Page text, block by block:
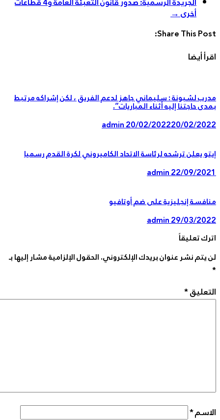
أخرى→
Share This
أيضا
لشبونة : سليماني جاهز لدعم الفريق ، لكن إشراكه مرتبط
حاجتنا إليه أثناء المباريات”.
admin20/02/202220/02/
يعلن ترشحه لرئاسة الاتحاد الكاميروني لكرة القدم رسميا
admin22/09/
إنجليزية على ضم أوتافيو
admin29/03/
تعليقاً
نشر عنوان بريدك الإلكتروني.الحقول الإلزامية مشار إليها بـ
*
*